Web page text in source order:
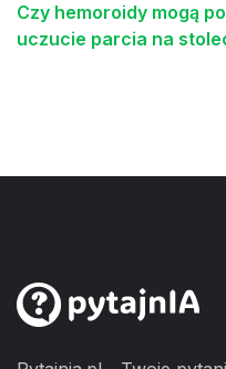
Czy hemoroidy mogą
uczucie parcia na